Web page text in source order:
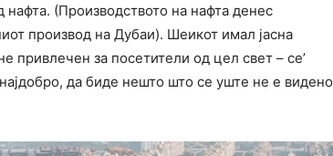
(Производството на нафта денес
производ на Дубаи). Шеикот имал јасна
привлечен за посетители од цел свет – се’
да биде нешто што се уште не е видено